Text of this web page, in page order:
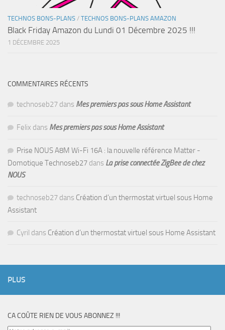
TECHNOS BONS-PLANS / TECHNOS BONS-PLANS AMAZON
Black Friday Amazon du Lundi 01 Décembre 2025 !!!
1 DÉCEMBRE 2025
COMMENTAIRES RÉCENTS
technoseb27 dans Mes premiers pas sous Home Assistant
Felix dans Mes premiers pas sous Home Assistant
Prise NOUS A8M Wi-Fi 16A : la nouvelle référence Matter -
Domotique Technoseb27 dans La prise connectée ZigBee de chez
NOUS
technoseb27 dans Création d’un thermostat virtuel sous Home
Assistant
Cyril dans Création d’un thermostat virtuel sous Home Assistant
PLUS
CA COÛTE RIEN DE VOUS ABONNEZ !!!